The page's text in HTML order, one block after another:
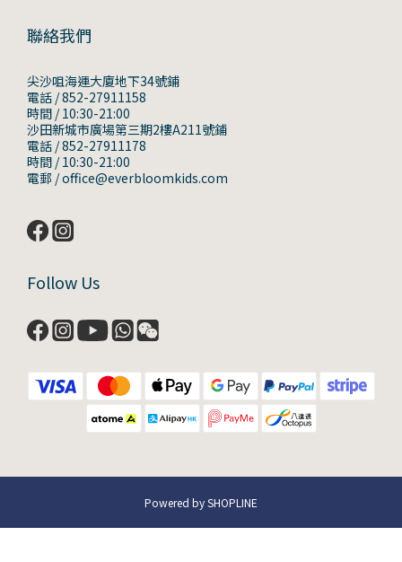
聯絡我們
尖沙咀海運大廈地下34號鋪
電話 / 852-27911158
時間 / 10:30-21:00
沙田新城市廣場第三期2樓A211號鋪
電話 / 852-27911178
時間 / 10:30-21:00
電郵 / office@everbloomkids.com
Follow Us
Powered by SHOPLINE